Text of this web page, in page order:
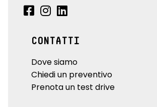
CONTATTI
Dove siamo
Chiedi un preventivo
Prenota un test drive